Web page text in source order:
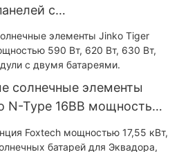
с
системами,
солнечные элементы
N-Type 16BB мощностью
650 Вт, двусторонние